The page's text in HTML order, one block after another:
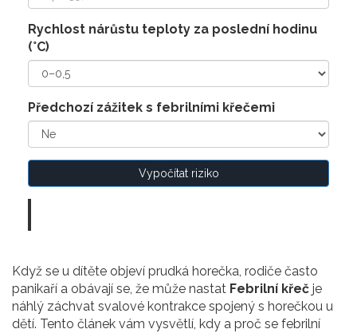
Rychlost nárůstu teploty za poslední hodinu
(°C)
Předchozí zážitek s febrilními křečemi
Vypočítat riziko
Když se u dítěte objeví prudká horečka, rodiče často
panikaří a obávají se, že může nastat Febrilní křeč je
náhlý záchvat svalové kontrakce spojený s horečkou u
dětí. Tento článek vám vysvětlí, kdy a proč se febrilní